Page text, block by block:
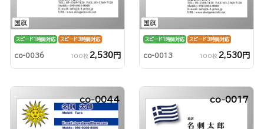
国旗
スピード1時間対応 スピード3時間対応
co-0036 100枚 2,530円
国旗
スピード1時間対応 スピード3時間対応
co-0013 100枚 2,530円
co-0044 co-0017